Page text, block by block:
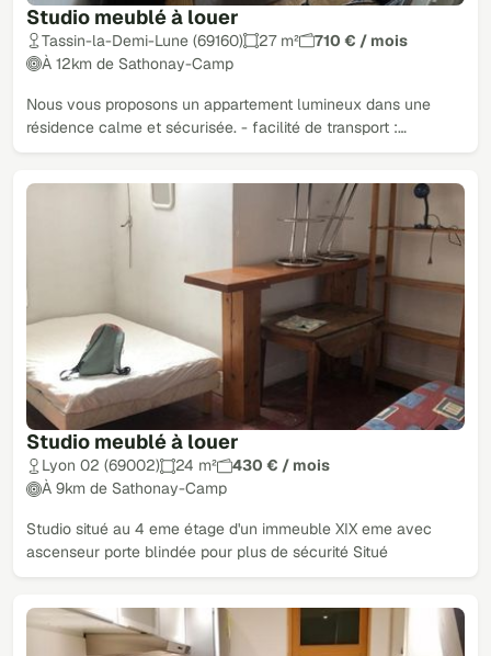
Studio meublé à louer
Tassin-la-Demi-Lune (69160) 27 m²
710 € / mois
À 12km de Sathonay-Camp
Nous vous proposons un appartement lumineux dans une
résidence calme et sécurisée. - facilité de transport :…
Studio meublé à louer
Lyon 02 (69002) 24 m²
430 € / mois
À 9km de Sathonay-Camp
Studio situé au 4 eme étage d'un immeuble XIX eme avec
ascenseur porte blindée pour plus de sécurité Situé